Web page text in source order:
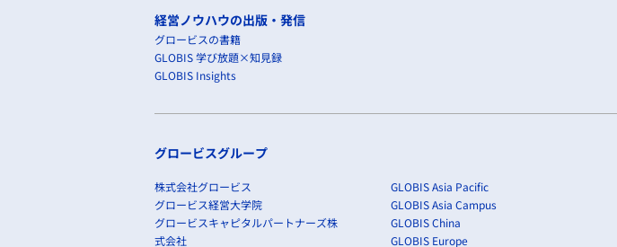
経営ノウハウの出版・発信
グロービスの書籍
GLOBIS 学び放題×知見録
GLOBIS Insights
グロービスグループ
株式会社グロービス
グロービス経営大学院
グロービスキャピタルパートナーズ株
式会社
GLOBIS Asia Pacific
GLOBIS Asia Campus
GLOBIS China
GLOBIS Europe